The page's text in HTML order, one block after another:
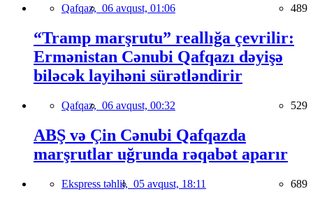
Qafqaz, 06 avqust, 01:06 489
“Tramp marşrutu” reallığa çevrilir:
Ermənistan Cənubi Qafqazı dəyişə
biləcək layihəni sürətləndirir
Qafqaz, 06 avqust, 00:32 529
ABŞ və Çin Cənubi Qafqazda
marşrutlar uğrunda rəqabət aparır
Ekspress təhlil, 05 avqust, 18:11 689